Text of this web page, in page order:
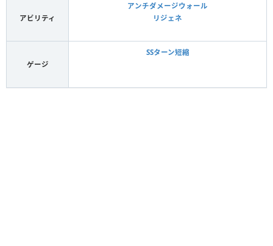
アビリティ
アンチダメージウォール
リジェネ
ゲージ
SSターン短縮